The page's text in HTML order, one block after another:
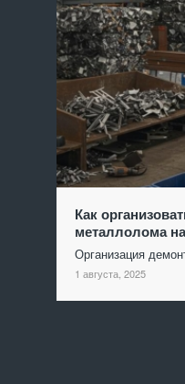
Как
металлолома
Организация
1 августа, 2025